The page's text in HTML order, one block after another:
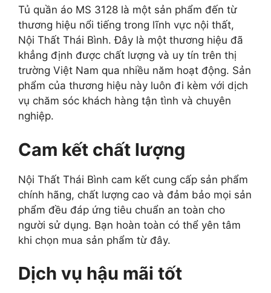
Tủ quần áo MS 3128 là một sản phẩm đến từ
thương hiệu nổi tiếng trong lĩnh vực nội thất,
Nội Thất Thái Bình. Đây là một thương hiệu đã
khẳng định được chất lượng và uy tín trên thị
trường Việt Nam qua nhiều năm hoạt động. Sản
phẩm của thương hiệu này luôn đi kèm với dịch
vụ chăm sóc khách hàng tận tình và chuyên
nghiệp.
Cam kết chất lượng
Nội Thất Thái Bình cam kết cung cấp sản phẩm
chính hãng, chất lượng cao và đảm bảo mọi sản
phẩm đều đáp ứng tiêu chuẩn an toàn cho
người sử dụng. Bạn hoàn toàn có thể yên tâm
khi chọn mua sản phẩm từ đây.
Dịch vụ hậu mãi tốt